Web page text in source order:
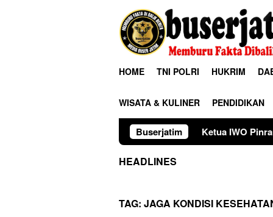
HOME TNI POLRI HUKRIM
WISATA & KULINER PENDIDIKAN
Buserjatim
Ketua IWO Pinrang Tantang
HEADLINES
TAG: JAGA KONDISI